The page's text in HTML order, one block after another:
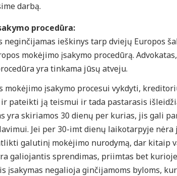
darbą.
procedūra:
neginčijamas ieškinys tarp dviejų Europos
mokėjimo įsakymo procedūrą.
yra tinkama jūsų atveju.
mokėjimo įsakymo procesui vykdyti,
pateikti ją teismui ir tada pastarasis
yra skiriamos 30 dienų per kurias, jis gali
Jei per 30-imt dienų laikotarpyje nėra
galutinį mokėjimo nurodymą, dar kitaip
galiojantis sprendimas, priimtas bet
įsakymas negalioja ginčijamoms byloms,